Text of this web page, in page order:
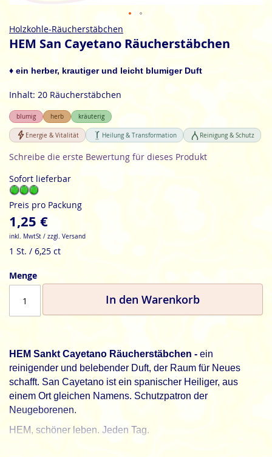
Zum
Anfang
Bildgalerie
springen
Holzkohle-Räucherstäbchen
HEM San Cayetano Räucherstäbchen
♦ ein herber, krautiger und leicht blumiger Duft
Inhalt: 20 Räucherstäbchen
blumig herb kräuterig
Energie & Vitalität Heilung & Transformation Reinigung & Schutz
Schreibe die erste Bewertung für dieses Produkt
Sofort lieferbar
Preis pro Packung
1,25 €
inkl. MwtSt / zzgl. Versand
1 St. / 6,25 ct
Menge
In den Warenkorb
HEM Sankt Cayetano Räucherstäbchen - ein
reinigender und belebender Duft, der Raum für Neues
schafft. San Cayetano ist ein spanischer Heiliger, aus
einem Ort gleichen Namens. Schutzpatron der
Neugeborenen.
HEM, schöner leben. Jeden Tag.